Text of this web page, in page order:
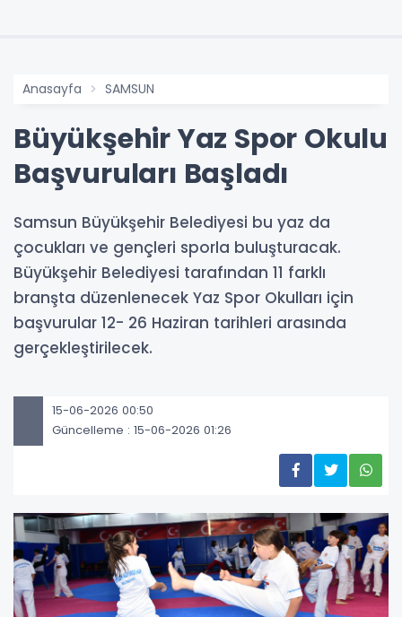
Anasayfa SAMSUN
Büyükşehir Yaz Spor Okulu
Başvuruları Başladı
Samsun Büyükşehir Belediyesi bu yaz da
çocukları ve gençleri sporla buluşturacak.
Büyükşehir Belediyesi tarafından 11 farklı
branşta düzenlenecek Yaz Spor Okulları için
başvurular 12- 26 Haziran tarihleri arasında
gerçekleştirilecek.
15-06-2026 00:50
Güncelleme : 15-06-2026 01:26